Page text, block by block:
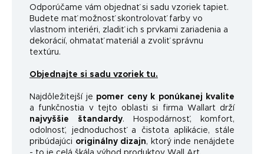
Odporúčame vám objednať si sadu vzoriek tapiet.
Budete mať možnosť skontrolovať farby vo
vlastnom interiéri, zladiť ich s prvkami zariadenia a
dekorácií, ohmatať materiál a zvoliť správnu
textúru.
Objednajte si sadu vzoriek tu.
Najdôležitejší je pomer ceny k ponúkanej kvalite
a funkčnostia v tejto oblasti si firma Wallart drží
najvyššie štandardy. Hospodárnosť, komfort,
odolnosť, jednoduchosť a čistota aplikácie, stále
pribúdajúci originálny dizajn, ktorý inde nenájdete